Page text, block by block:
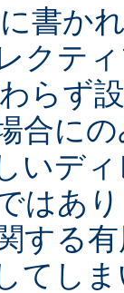
書か
クテ
らず
合に
いデ
はあ
する
てし